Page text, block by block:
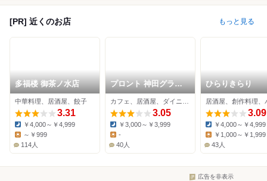
[PR] 近くのお店 もっと見る
多福楼 御茶ノ水店
中華料理、居酒屋、餃子
3.31
Dinner:
￥4,000～￥4,999
～￥999
114人
プロント 神田グラン
ドセントラルホテル店
3.05
Dinner:
￥3,000～￥3,999
Lunch:
-
40人
ひらりきらり
居酒屋、創作料理、
3.09
Dinner:
￥4,000～￥4,999
Lunch:
￥1,000～￥1,999
43人
広告を非表示